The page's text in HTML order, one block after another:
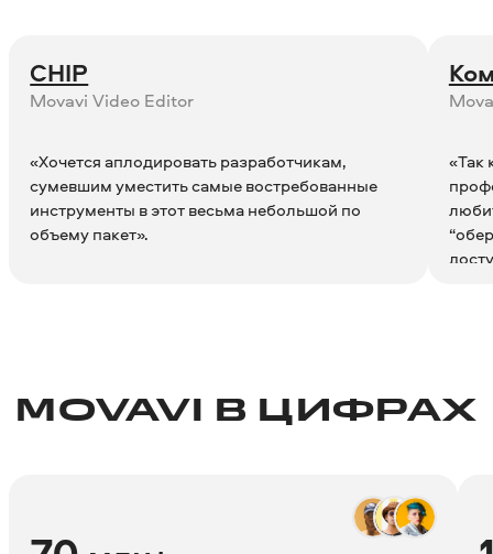
CHIP
Movavi Video Editor
«Хочется аплодировать разработчикам,
сумевшим уместить самые востребованные
инструменты в этот весьма небольшой по
объему пакет».
«Так
MOVAVI В ЦИФРАХ